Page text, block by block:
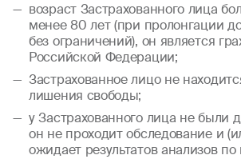
возраст Застрахованного лица
менее 80 лет (при пролонгации
без ограничений), он является
Российской Федерации;
Застрахованное лицо не
лишения свободы;
у Застрахованного лица не были
он не проходит обследование и
ожидает результатов анализов по